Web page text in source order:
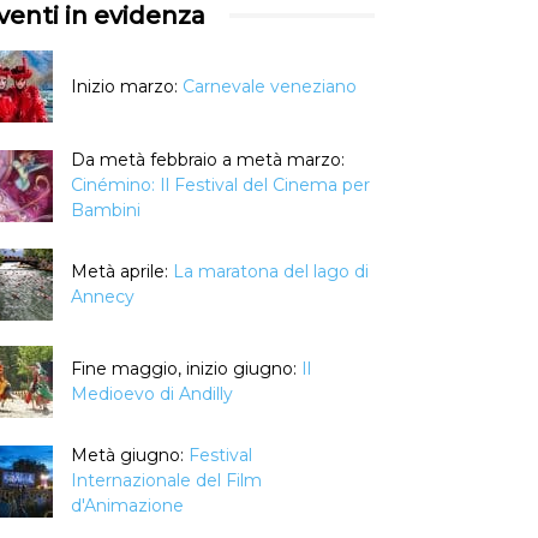
in evidenza
Inizio marzo: Carnevale veneziano
Da metà febbraio a metà marzo:
Cinémino: Il Festival del Cinema per
Bambini
Metà aprile: La maratona del lago di
Annecy
Fine maggio, inizio giugno: Il
Medioevo di Andilly
Metà giugno: Festival
Internazionale del Film
d'Animazione